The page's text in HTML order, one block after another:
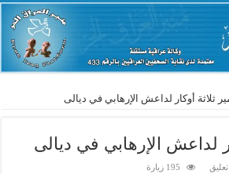
ثلاثة أوكار لداعش الإرهابي في ديالى
لداعش الإرهابي في ديالى
195 زيارة